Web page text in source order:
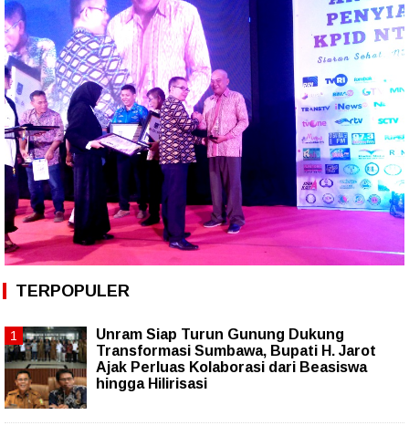
TERPOPULER
Unram Siap Turun Gunung Dukung
Transformasi Sumbawa, Bupati H. Jarot
Ajak Perluas Kolaborasi dari Beasiswa
hingga Hilirisasi